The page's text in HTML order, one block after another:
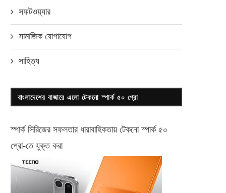
সফটওয়্যার
সামাজিক যোগাযোগ
সাহিত্য
বাংলাদেশের বাজারে এলো টেকনো স্পার্ক ৫০ প্রো
স্পার্ক সিরিজের সফলতার ধারাবাহিকতায় টেকনোস্পার্ক ৫০
প্রো-তে যুক্ত করা